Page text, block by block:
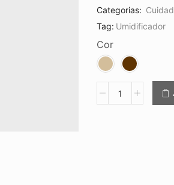
Categorias:
Tag: Umidificador
Cor
Ultrassônico